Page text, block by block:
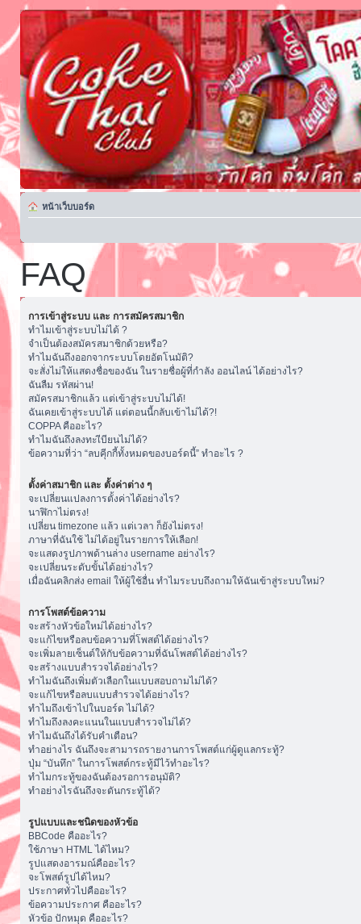
หน้าเว็บบอร์ด
FAQ
การเข้าสู่ระบบ และ การสมัครสมาชิก
ทำไมเข้าสู่ระบบไม่ได้ ?
จำเป็นต้องสมัครสมาชิกด้วยหรือ?
ทำไมฉันถึงออกจากระบบโดยอัตโนมัติ?
จะสั่งไม่ให้แสดงชื่อของฉัน ในรายชื่อผู้ที่กำลัง ออนไลน์ ได้อย่างไร?
ฉันลืม รหัสผ่าน!
สมัครสมาชิกแล้ว แต่เข้าสู่ระบบไม่ได้!
ฉันเคยเข้าสู่ระบบได้ แต่ตอนนี้กลับเข้าไม่ได้?!
COPPA คืออะไร?
ทำไมฉันถึงลงทะเีบียนไม่ได้?
ข้อความที่ว่า “ลบคุีกกี้ทั้งหมดของบอร์ดนี้” ทำอะไร ?
ตั้งค่าสมาชิก และ ตั้งค่าต่าง ๆ
จะเปลี่ยนแปลงการตั้งค่าได้อย่างไร?
นาฬิกาไม่ตรง!
เปลี่ยน timezone แล้ว แต่เวลา ก็ยังไม่ตรง!
ภาษาที่ฉันใช้ ไม่ได้อยู่ในรายการให้เลือก!
จะแสดงรูปภาพด้านล่าง username อย่างไร?
จะเปลี่ยนระดับขั้นได้อย่างไร?
เมื่อฉันคลิกส่ง email ให้ผู้ใช้อื่น ทำไมระบบถึงถามให้ฉันเข้าสู่ระบบใหม่?
การโพสต์ข้อความ
จะสร้างหัวข้อใหม่ได้อย่างไร?
จะแก้ไขหรือลบข้อความที่โพสต์ได้อย่างไร?
จะเพิ่มลายเซ็นต์ให้กับข้อความที่ฉันโพสต์ได้อย่างไร?
จะสร้างแบบสำรวจได้อย่างไร?
ทำไมฉันถึงเพิ่มตัวเลือกในแบบสอบถามไม่ได้?
จะแก้ไขหรือลบแบบสำรวจได้อย่างไร?
ทำไมถึงเข้าไปในบอร์ด ไม่ได้?
ทำไมถึงลงคะแนนในแบบสำรวจไม่ได้?
ทำไมฉันถึงได้รับคำเตือน?
ทำอย่างไร ฉันถึงจะสามารถรายงานการโพสต์แก่ผู้ดูแลกระทู้?
ปุ่ม “บันทึก” ในการโพสต์กระทู้มีไว้ทำอะไร?
ทำไมกระทู้ของฉันต้องรอการอนุมัติ?
ทำอย่างไรฉันถึงจะดันกระทู้ได้?
รูปแบบและชนิดของหัวข้อ
BBCode คืออะไร?
ใช้ภาษา HTML ได้ไหม?
รูปแสดงอารมณ์คืออะไร?
จะโพสต์รูปได้ไหม?
ประกาศทั่วไปคืออะไร?
ข้อความประกาศ คืออะไร?
หัวข้อ ปักหมุด คืออะไร?